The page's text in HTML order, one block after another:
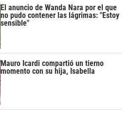
El anuncio de Wanda Nara por el que
no pudo contener las lágrimas: "Estoy
sensible"
Mauro Icardi compartió un tierno
momento con su hija, Isabella